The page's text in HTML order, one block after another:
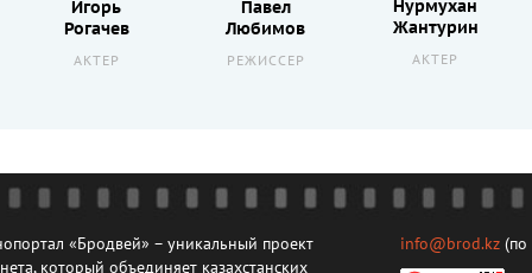
Игорь
Рогачев
АКТЕР
Павел
Любимов
РЕЖИССЕР
Нурмухан
Жантурин
АКТЕР
«Бродвей» – уникальный проект
который объединяет казахстанских
info@brod.kz (по